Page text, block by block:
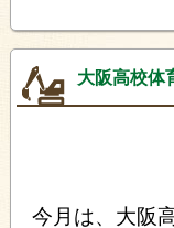
大阪高校体
今月は、大阪